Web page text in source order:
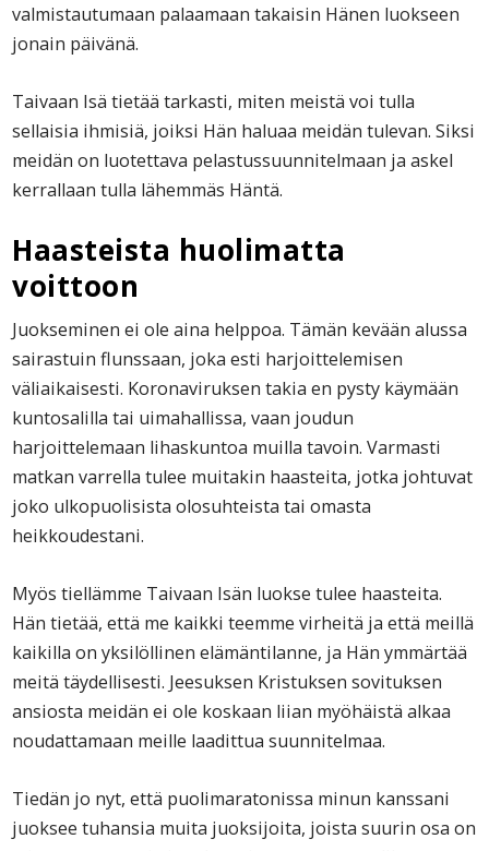
valmistautumaan palaamaan takaisin Hänen luokseen
jonain päivänä.
Taivaan Isä tietää tarkasti, miten meistä voi tulla
sellaisia ihmisiä, joiksi Hän haluaa meidän tulevan. Siksi
meidän on luotettava pelastussuunnitelmaan ja askel
kerrallaan tulla lähemmäs Häntä.
Haasteista huolimatta
voittoon
Juokseminen ei ole aina helppoa. Tämän kevään alussa
sairastuin flunssaan, joka esti harjoittelemisen
väliaikaisesti. Koronaviruksen takia en pysty käymään
kuntosalilla tai uimahallissa, vaan joudun
harjoittelemaan lihaskuntoa muilla tavoin. Varmasti
matkan varrella tulee muitakin haasteita, jotka johtuvat
joko ulkopuolisista olosuhteista tai omasta
heikkoudestani.
Myös tiellämme Taivaan Isän luokse tulee haasteita.
Hän tietää, että me kaikki teemme virheitä ja että meillä
kaikilla on yksilöllinen elämäntilanne, ja Hän ymmärtää
meitä täydellisesti. Jeesuksen Kristuksen sovituksen
ansiosta meidän ei ole koskaan liian myöhäistä alkaa
noudattamaan meille laadittua suunnitelmaa.
Tiedän jo nyt, että puolimaratonissa minun kanssani
juoksee tuhansia muita juoksijoita, joista suurin osa on